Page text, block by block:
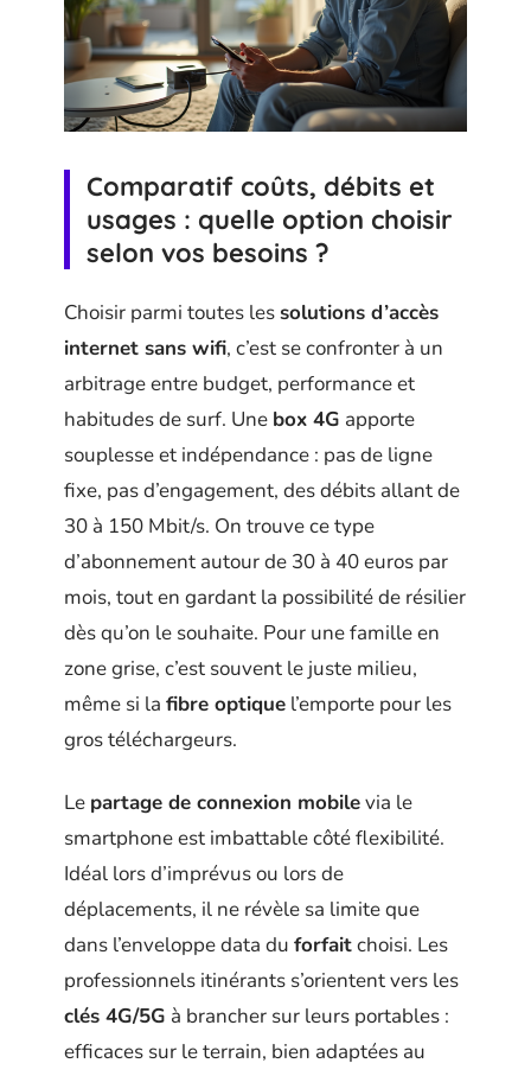
Comparatif coûts, débits et
usages : quelle option choisir
selon vos besoins ?
Choisir parmi toutes lessolutions d’accès
internet sans wifi, c’est se confronter à un
arbitrage entre budget, performance et
habitudes de surf. Une box 4G apporte
souplesse et indépendance : pas de ligne
fixe, pas d’engagement, des débits allant de
30 à 150 Mbit/s. On trouve ce type
d’abonnement autour de 30 à 40 euros par
mois, tout en gardant la possibilité de résilier
dès qu’on le souhaite. Pour une famille en
zone grise, c’est souvent le juste milieu,
même si la fibre optique l’emporte pour les
gros téléchargeurs.
Le partage de connexion mobilevia le
smartphone est imbattable côté flexibilité.
Idéal lors d’imprévus ou lors de
déplacements, il ne révèle sa limite que
dans l’enveloppe data du forfaitchoisi. Les
professionnels itinérants s’orientent vers les
clés 4G/5G à brancher sur leurs portables :
efficaces sur le terrain, bien adaptées au